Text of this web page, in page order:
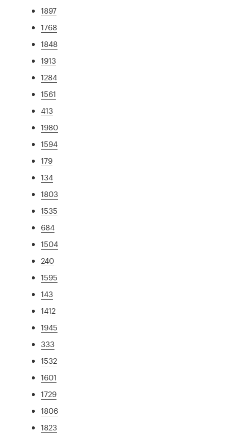
1897
1768
1848
1913
1284
1561
413
1980
1594
179
134
1803
1535
684
1504
240
1595
143
1412
1945
333
1532
1601
1729
1806
1823